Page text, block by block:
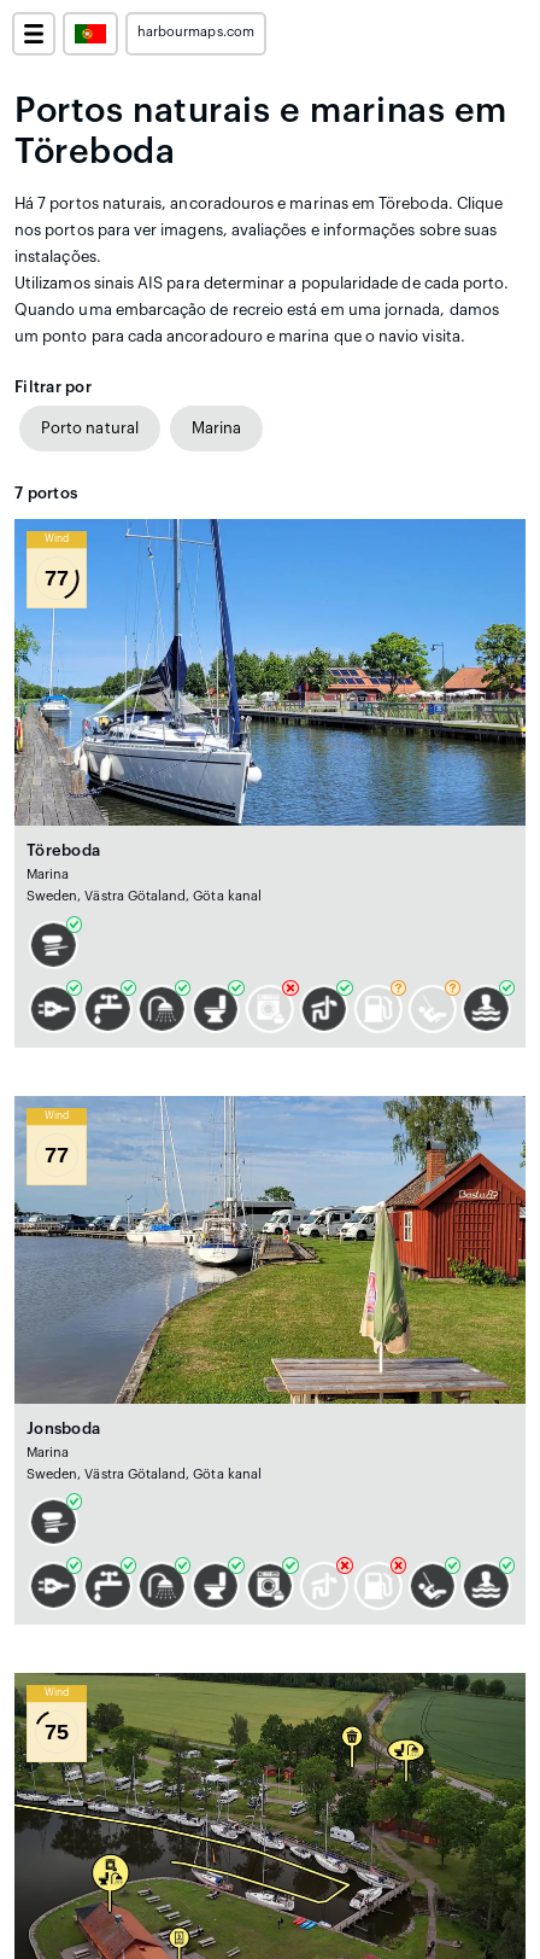
harbourmaps.com
Portos naturais e marinas em
Töreboda
Há 7 portos naturais, ancoradouros e marinas em Töreboda. Clique
nos portos para ver imagens, avaliações e informações sobre suas
instalações.
Utilizamos sinais AIS para determinar a popularidade de cada porto.
Quando uma embarcação de recreio está em uma jornada, damos
um ponto para cada ancoradouro e marina que o navio visita.
Filtrar por
Porto natural Marina
7 portos
Wind
77
Töreboda
Marina
Sweden, Västra Götaland, Göta kanal
Wind
77
Jonsboda
Marina
Sweden, Västra Götaland, Göta kanal
Wind
75